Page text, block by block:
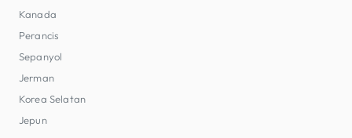
Kanada
Perancis
Sepanyol
Jerman
Korea Selatan
Jepun